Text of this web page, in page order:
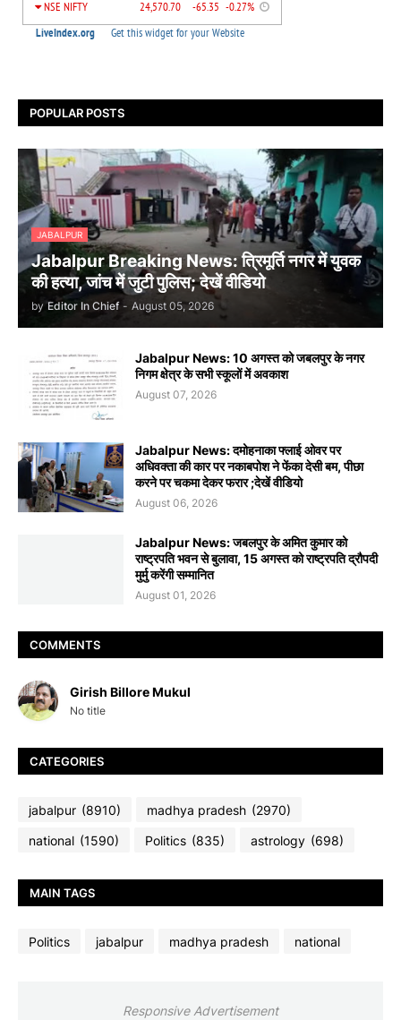
POPULAR POSTS
JABALPUR
Jabalpur Breaking News: त्रिमूर्ति नगर में युवक
की हत्या, जांच में जुटी पुलिस; देखें वीडियो
by Editor In Chief - August 05, 2026
Jabalpur News: 10 अगस्त को जबलपुर के नगर
निगम क्षेत्र के सभी स्कूलों में अवकाश
August 07, 2026
Jabalpur News: दमोहनाका फ्लाई ओवर पर
अधिवक्ता की कार पर नकाबपोश ने फेंका देसी बम, पीछा
करने पर चकमा देकर फरार ;देखें वीडियो
August 06, 2026
Jabalpur News: जबलपुर के अमित कुमार को
राष्ट्रपति भवन से बुलावा, 15 अगस्त को राष्ट्रपति द्रौपदी
मुर्मु करेंगी सम्मानित
August 01, 2026
COMMENTS
Girish Billore Mukul
No title
CATEGORIES
jabalpur (8910) madhya pradesh (2970)
national (1590) Politics (835) astrology (698)
MAIN TAGS
Politics jabalpur madhya pradesh national
Responsive Advertisement